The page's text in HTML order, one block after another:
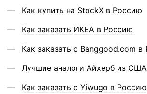
Как купить на StockX в Россию
Как заказать ИКЕА в Россию
Как заказать с Banggood.com в
Лучшие аналоги Айхерб из
Как заказать с Yiwugo в Россию